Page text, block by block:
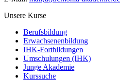
Unsere Kurse
Berufsbildung
Erwachsenenbildung
IHK-Fortbildungen
Umschulungen (IHK)
Junge Akademie
Kurssuche